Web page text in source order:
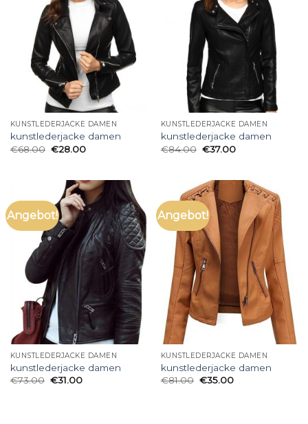
KUNSTLEDERJACKE DAMEN
kunstlederjacke damen
€68.00 €28.00
KUNSTLEDERJACKE DAMEN
kunstlederjacke damen
€84.00 €37.00
Angebot!
KUNSTLEDERJACKE DAMEN
kunstlederjacke damen
€73.00 €31.00
Angebot!
KUNSTLEDERJACKE DAMEN
kunstlederjacke damen
€81.00 €35.00